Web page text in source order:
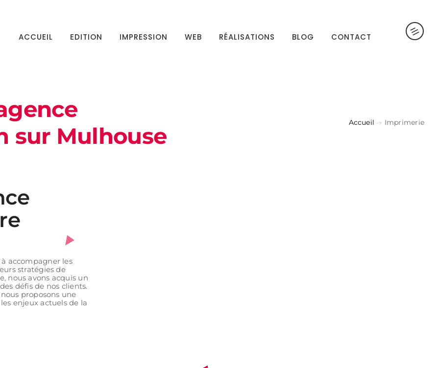
ACCUEIL EDITION IMPRESSION WEB RÉALISATIONS BLOG CONTACT
sur Mulhouse
Accueil Imprimerie
accompagner les
stratégies de
nous avons acquis un
défis de nos clients.
proposons une
enjeux actuels de la